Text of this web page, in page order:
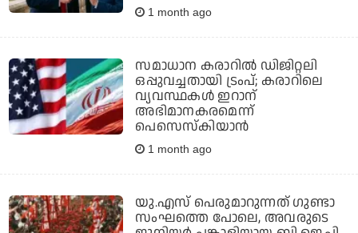
1 month ago
സമാധാന കരാറില്‍ ഡിജിറ്റലി
ഒപ്പുവച്ചതായി ട്രംപ്; കരാറിലെ
വ്യവസ്ഥകള്‍ ഇറാന്
അഭിമാനകരമെന്ന്
പെസെസ്‌കിയാന്‍
1 month ago
യു.എസ് പെരുമാറുന്നത് ഗുണ്ടാ
സംഘത്തെ പോലെ, അവരുടെ